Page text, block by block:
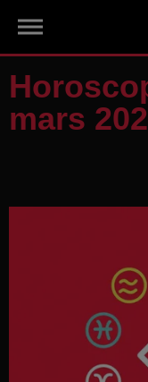
mars